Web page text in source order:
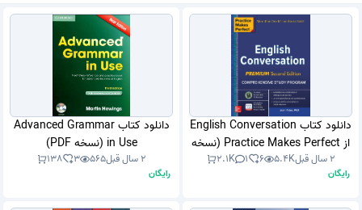
دانلود کتاب English Conversation
از Practice Makes Perfect (نسخه
PDF)
2 سال قبل 5.4K
6
1
2.1K
رایگان
دانلود کتاب Advanced Grammar
in Use (نسخه PDF)
2 سال قبل 565
3
138
رایگان